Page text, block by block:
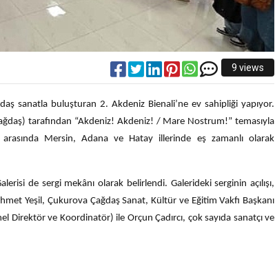
9 views
sanatla buluşturan 2. Akdeniz Bienali’ne ev sahipliği yapıyor.
tarafından “Akdeniz! Akdeniz! / Mare Nostrum!” temasıyla
Mersin, Adana ve Hatay illerinde eş zamanlı olarak
de sergi mekânı olarak belirlendi. Galerideki serginin açılışı,
Yeşil, Çukurova Çağdaş Sanat, Kültür ve Eğitim Vakfı Başkanı
Direktör ve Koordinatör) ile Orçun Çadırcı, çok sayıda sanatçı ve